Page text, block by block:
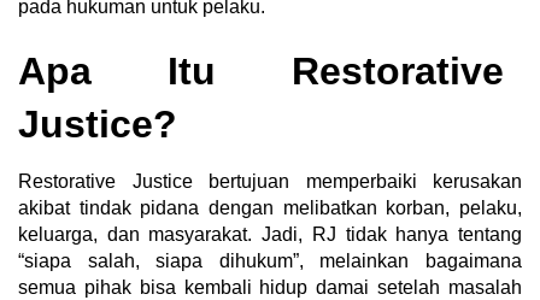
pada hukuman untuk pelaku.
Apa Itu Restorative
Justice?
Restorative Justice bertujuan memperbaiki kerusakan
akibat tindak pidana dengan melibatkan korban, pelaku,
keluarga, dan masyarakat. Jadi, RJ tidak hanya tentang
“siapa salah, siapa dihukum”, melainkan bagaimana
semua pihak bisa kembali hidup damai setelah masalah